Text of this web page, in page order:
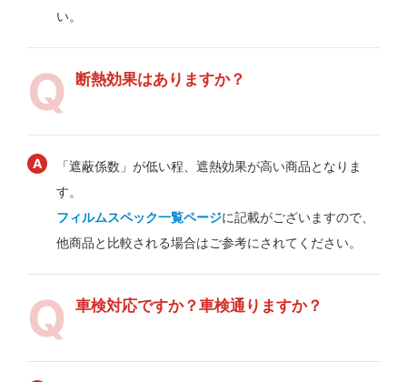
い。
断熱効果はありますか？
「遮蔽係数」が低い程、遮熱効果が高い商品となりま
す。
フィルムスペック一覧ページに記載がございますので、
他商品と比較される場合はご参考にされてください。
車検対応ですか？車検通りますか？